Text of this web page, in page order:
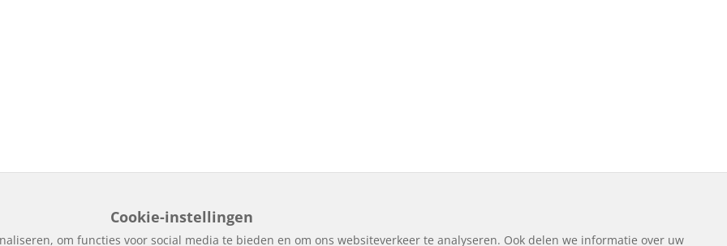
Cookie-instellingen
om functies voor social media te bieden en om ons websiteverkeer te analyseren. Ook delen we informatie over uw